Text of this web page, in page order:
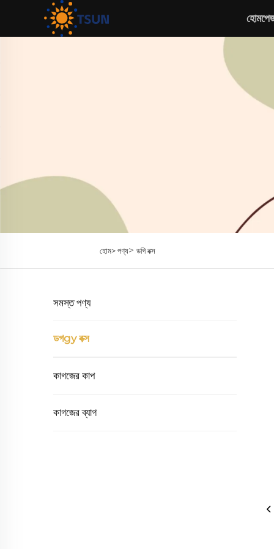
হোম>পণ্য> ডগি বক্স
সমস্ত পণ্য
ডগgy বক্স
কাগজের কাপ
কাগজের ব্যাগ